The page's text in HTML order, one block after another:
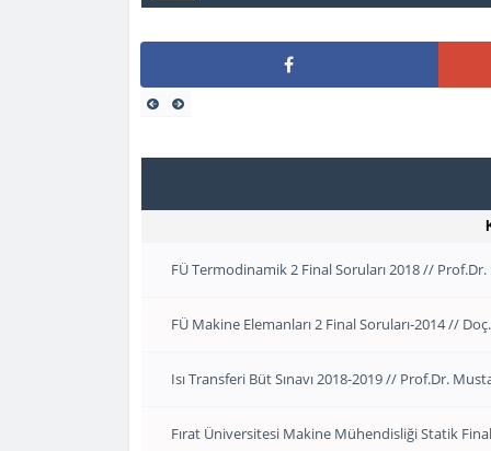
FÜ Termodinamik 2 Final Soruları 2018 //
FÜ Makine Elemanları 2 Final Soruları-2014 //
Isı Transferi Büt Sınavı 2018-2019 // Prof.Dr.
Fırat Üniversitesi Makine Mühendisliği Statik